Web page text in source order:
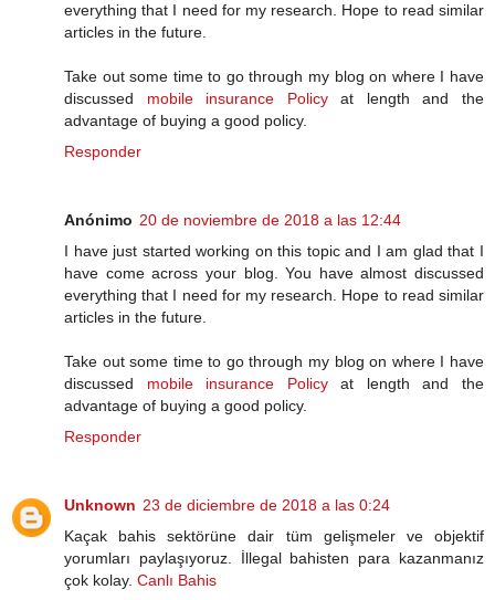
everything that I need for my research. Hope to read similar
articles in the future.
Take out some time to go through my blog on where I have
discussed mobile insurance Policyat length and the
advantage of buying a good policy.
Responder
Anónimo 20 de noviembre de 2018 a las 12:44
I have just started working on this topic and I am glad that I
have come across your blog. You have almost discussed
everything that I need for my research. Hope to read similar
articles in the future.
Take out some time to go through my blog on where I have
discussed mobile insurance Policyat length and the
advantage of buying a good policy.
Responder
Unknown 23 de diciembre de 2018 a las 0:24
Kaçak bahis sektörüne dair tüm gelişmeler ve objektif
yorumları paylaşıyoruz. İllegal bahisten para kazanmanız
çok kolay. Canlı Bahis